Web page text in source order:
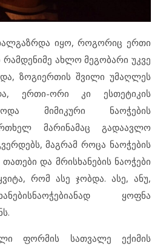
იყო, როგორიც ერთი
რამდენიმე ახლო მეგობარი უკვე
ზოგიერთის შვილი უმაღლეს
ერთი-ორი კი ესთეტიკის
მიმიკური ნაოჭების
მარინამაც გადაავლო
მაგრამ როცა ნაოჭების
და მრისხანების ნაოჭები
რომ ასე ჯობდა. ასე, ანუ,
ყოფნა
ფორმის სათვალე ექიმის